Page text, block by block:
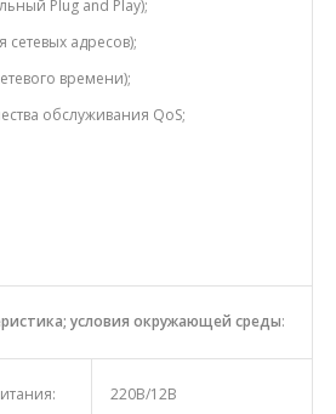
Plug and Play);
сетевых адресов);
времени);
обслуживания QoS;
условия окружающей среды:
220В/12В